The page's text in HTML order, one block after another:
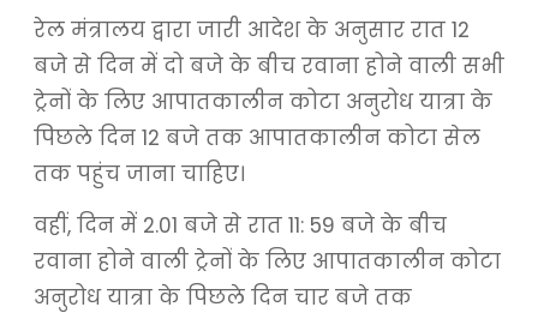
रेल मंत्रालय द्वारा जारी आदेश के अनुसार रात 12
बजे से दिन में दो बजे के बीच रवाना होने वाली सभी
ट्रेनों के लिए आपातकालीन कोटा अनुरोध यात्रा के
पिछले दिन 12 बजे तक आपातकालीन कोटा सेल
तक पहुंच जाना चाहिए।
वहीं, दिन में 2.01 बजे से रात 11: 59 बजे के बीच
रवाना होने वाली ट्रेनों के लिए आपातकालीन कोटा
अनुरोध यात्रा के पिछले दिन चार बजे तक